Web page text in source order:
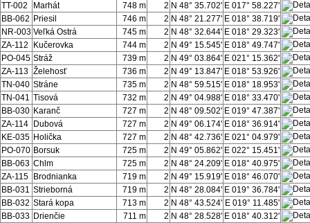
TT-002
Marhát 748 m 2 N 48° 35.702' E 017° 58.227'
BB-062 Priesil 746 m 2 N 48° 21.277' E 018° 38.719'
NR-003 Veľká Ostrá 745 m 2 N 48° 32.644' E 018° 29.323'
ZA-112
Kučerovka 744 m 2 N 49° 15.545' E 018° 49.747'
PO-045 Stráž 739 m 2 N 49° 03.864' E 021° 15.362'
ZA-113 Želehosť 736 m 2 N 49° 13.847' E 018° 53.926'
TN-040 Stráne 735 m 2 N 48° 59.515' E 018° 18.953'
TN-041 Tisová 732 m 2 N 49° 04.988' E 018° 33.470'
BB-030 Karanč 727 m 2 N 48° 09.502' E 019° 47.387'
ZA-114
Dubová 727 m 2 N 49° 06.174' E 018° 36.914'
KE-035 Holička 727 m 2 N 48° 42.736' E 021° 04.979'
PO-070 Borsuk 725 m 2 N 49° 05.862' E 022° 15.451'
BB-063 Chlm 725 m 2 N 48° 24.209' E 018° 40.975'
ZA-115
Brodnianka 719 m 2 N 49° 15.919' E 018° 46.070'
BB-031 Strieborná 719 m 2 N 48° 28.084' E 019° 36.784'
BB-032 Stará kopa 713 m 2 N 48° 43.524' E 019° 11.485'
BB-033 Drienčie 711 m 2 N 48° 28.528' E 018° 40.312'